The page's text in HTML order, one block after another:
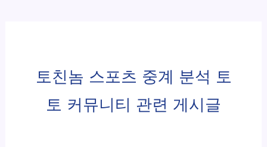
토친놈 스포츠 중계 분석 토
토 커뮤니티 관련 게시글